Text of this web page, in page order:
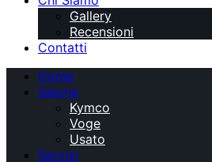
Gallery
Recensioni
Contatti
Home
Salone
Kymco
Voge
Usato
Servizi